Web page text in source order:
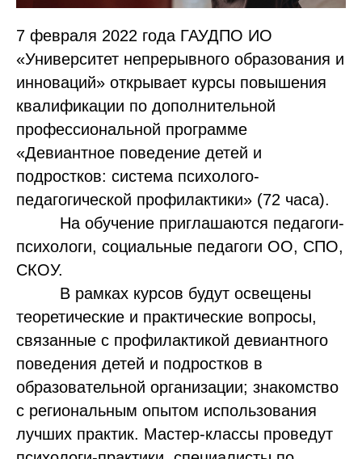
7 февраля 2022 года ГАУДПО ИО
«Университет непрерывного образования и
инноваций» открывает курсы повышения
квалификации по дополнительной
профессиональной программе
«Девиантное поведение детей и
подростков: система психолого-
педагогической профилактики» (72 часа).
На обучение приглашаются педагоги-
психологи, социальные педагоги ОО, СПО,
СКОУ.
В рамках курсов будут освещены
теоретические и практические вопросы,
связанные с профилактикой девиантного
поведения детей и подростков в
образовательной организации; знакомство
с региональным опытом использования
лучших практик. Мастер-классы проведут